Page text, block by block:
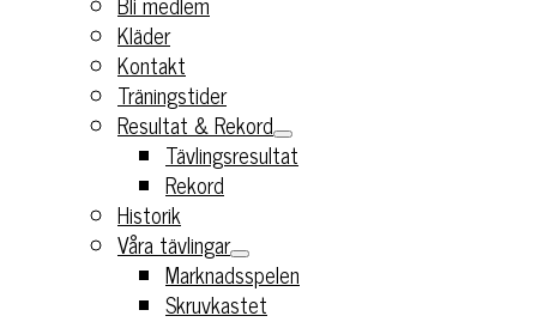
Kläder
Kontakt
Träningstider
Resultat & Rekord
Tävlingsresultat
Rekord
Historik
Våra tävlingar
Marknadsspelen
Skruvkastet